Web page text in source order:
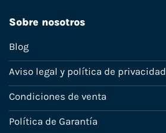
Sobre nosotros
Blog
Aviso legal y política de privacidad
Condiciones de venta
Política de Garantía